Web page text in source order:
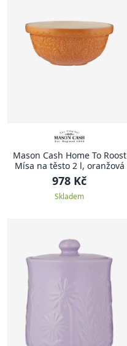
Mason Cash Home To Roost
Mísa na těsto 2 l, oranžová
978 Kč
Skladem